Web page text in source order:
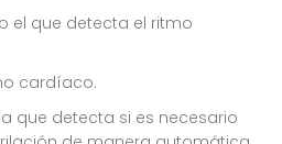
el que detecta el ritmo
cardíaco.
que detecta si es necesario